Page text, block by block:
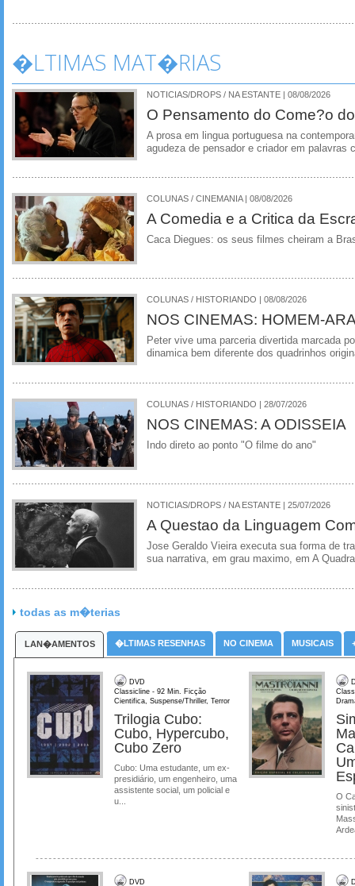
�LTIMAS MAT�RIAS
NOTICIAS/DROPS / NA ESTANTE | 08/08/2026
O Pensamento do Come?o
A prosa em lingua portuguesa na
agudeza de pensador e criador em palavras
COLUNAS / CINEMANIA | 08/08/2026
A Comedia e a Critica da
Caca Diegues: os seus filmes cheiram a
COLUNAS / HISTORIANDO | 08/08/2026
NOS CINEMAS: HOMEM-
Peter vive uma parceria divertida marcada
dinamica bem diferente dos quadrinhos
COLUNAS / HISTORIANDO | 28/07/2026
NOS CINEMAS: A ODISSEIA
Indo direto ao ponto "O filme do ano"
NOTICIAS/DROPS / NA ESTANTE | 25/07/2026
A Questao da Linguagem
Jose Geraldo Vieira executa sua forma de
sua narrativa, em grau maximo, em A
todas as m�terias
LAN�AMENTOS �LTIMAS RESENHAS NO CINEMA MUSICAIS
DVD
Classicline - 92 Min. Ficção
Cientifica, Suspense/Thriller, Terror
Trilogia Cubo:
Cubo, Hypercubo,
Cubo Zero
Cubo: Uma estudante, um ex-
presidiário, um engenheiro, uma
assistente social, um policial e
u...
O
DVD